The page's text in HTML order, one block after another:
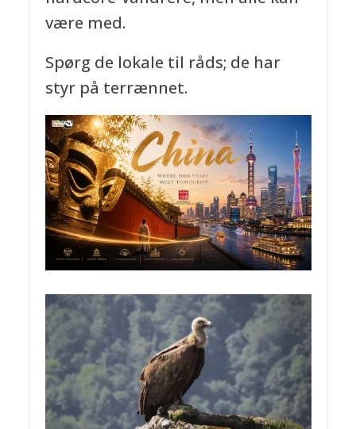
være med.
Spørg de lokale til råds; de har
styr på terrænnet.